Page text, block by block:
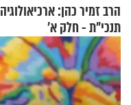
הרב זמיר כהן: ארכיאולוגיה
תנכי"ת - חלק א’